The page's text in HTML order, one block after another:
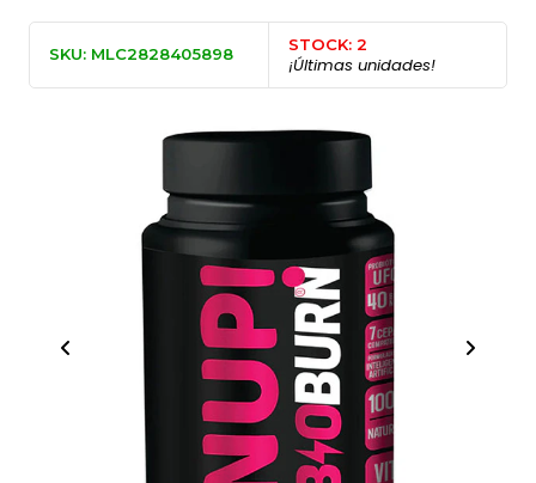
SKU: MLC2828405898
STOCK: 2
¡Últimas unidades!